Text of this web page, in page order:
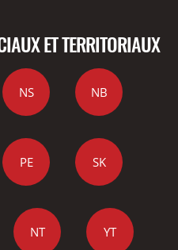
ET TERRITORIAUX
NS NB
PE SK
NT YT